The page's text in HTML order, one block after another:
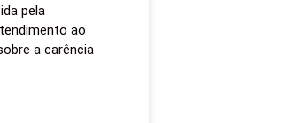
pela
ao
a carência